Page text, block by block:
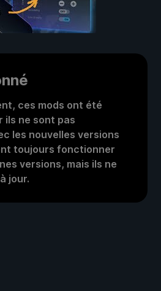
ces mods ont été
ils ne sont pas
les nouvelles versions
toujours fonctionner
versions, mais ils ne
jour.